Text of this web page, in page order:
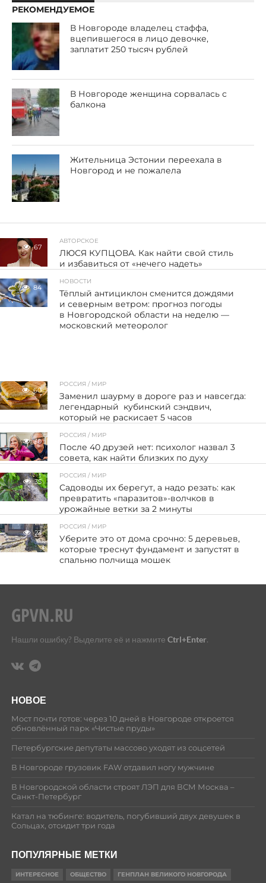
РЕКОМЕНДУЕМОЕ
В Новгороде владелец стаффа,
вцепившегося в лицо девочке,
заплатит 250 тысяч рублей
В Новгороде женщина сорвалась с
балкона
Жительница Эстонии переехала в
Новгород и не пожалела
67
АВТОРСКОЕ
ЛЮСЯ КУПЦОВА. Как найти свой стиль
и избавиться от «нечего надеть»
84
НОВОСТИ
Тёплый антициклон сменится дождями
и северным ветром: прогноз погоды
в Новгородской области на неделю —
московский метеоролог
60
РОССИЯ / МИР
Заменил шаурму в дороге раз и навсегда:
легендарный кубинский сэндвич,
который не раскисает 5 часов
30
РОССИЯ / МИР
После 40 друзей нет: психолог назвал 3
совета, как найти близких по духу
35
РОССИЯ / МИР
Садоводы их берегут, а надо резать: как
превратить «паразитов»-волчков в
урожайные ветки за 2 минуты
23
РОССИЯ / МИР
Уберите это от дома срочно: 5 деревьев,
которые треснут фундамент и запустят в
спальню полчища мошек
Нашли ошибку? Выделите её и нажмите Ctrl+Enter.
НОВОЕ
Мост почти готов: через 10 дней в Новгороде откроется
обновлённый парк «Чистые пруды»
Петербургские депутаты массово уходят из соцсетей
В Новгороде грузовик FAW отдавил ногу мужчине
В Новгородской области строят ЛЭП для ВСМ Москва –
Санкт-Петербург
Катал на тюбинге: водитель, погубивший двух девушек в
Сольцах, отсидит три года
ПОПУЛЯРНЫЕ МЕТКИ
ИНТЕРЕСНОЕ ОБЩЕСТВО ГЕНПЛАН ВЕЛИКОГО НОВГОРОДА